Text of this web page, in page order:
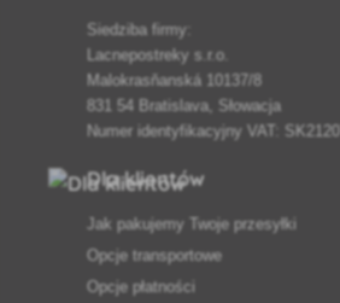
Siedziba firmy:
Lacnepostreky s.r.o.
Malokrasňanská 10137/8
831 54 Bratislava, Słowacja
Numer identyfikacyjny VAT:
Dla klientów
Jak pakujemy Twoje przesyłki
Opcje transportowe
Opcje płatności